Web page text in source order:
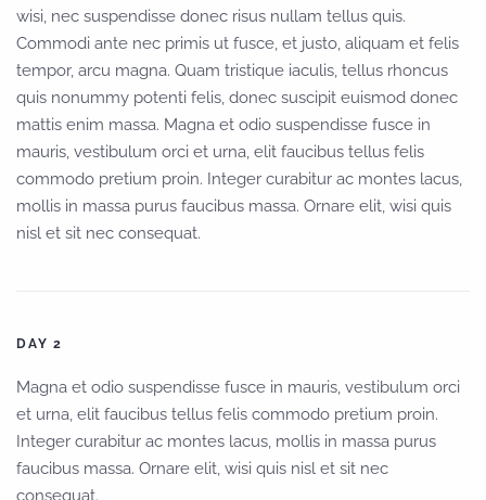
wisi, nec suspendisse donec risus nullam tellus quis.
Commodi ante nec primis ut fusce, et justo, aliquam et felis
tempor, arcu magna. Quam tristique iaculis, tellus rhoncus
quis nonummy potenti felis, donec suscipit euismod donec
mattis enim massa. Magna et odio suspendisse fusce in
mauris, vestibulum orci et urna, elit faucibus tellus felis
commodo pretium proin. Integer curabitur ac montes lacus,
mollis in massa purus faucibus massa. Ornare elit, wisi quis
nisl et sit nec consequat.
DAY 2
Magna et odio suspendisse fusce in mauris, vestibulum orci
et urna, elit faucibus tellus felis commodo pretium proin.
Integer curabitur ac montes lacus, mollis in massa purus
faucibus massa. Ornare elit, wisi quis nisl et sit nec
consequat.